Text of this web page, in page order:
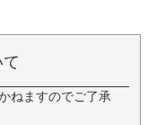
ねますのでご了承